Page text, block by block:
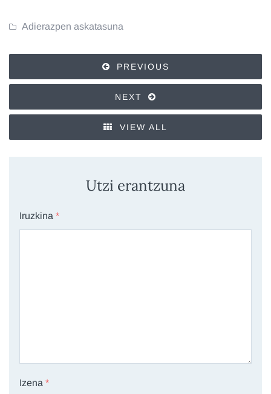
Adierazpen askatasuna
PREVIOUS
NEXT
VIEW ALL
Utzi erantzuna
Iruzkina *
Izena *